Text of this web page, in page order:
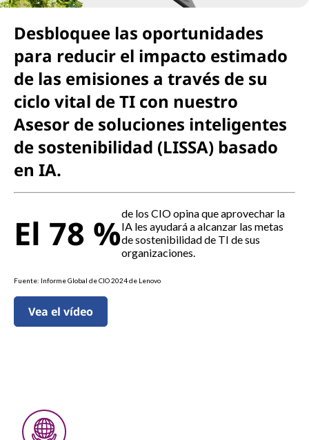
Desbloquee las oportunidades
para reducir el impacto estimado
de las emisiones a través de su
ciclo vital de TI con nuestro
Asesor de soluciones inteligentes
de sostenibilidad (LISSA) basado
en IA.
El 78 %de los CIO opina que aprovechar la
IA les ayudará a alcanzar las metas
de sostenibilidad de TI de sus
organizaciones.
Fuente: Informe Global de CIO 2024 de Lenovo
Vea el vídeo